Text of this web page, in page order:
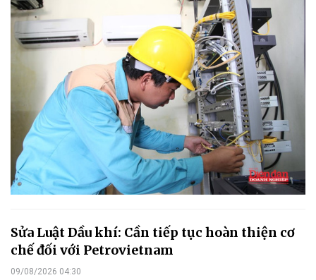
Sửa Luật Dầu khí: Cần tiếp tục hoàn thiện cơ
chế đối với Petrovietnam
09/08/2026 04:30